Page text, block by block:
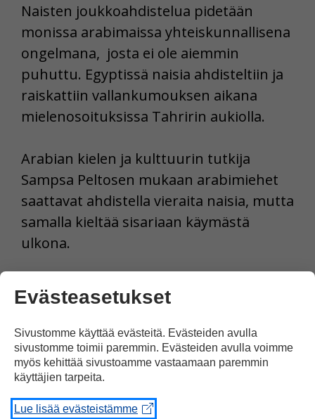
Naisten joukkoahdistelua pidetään
monissa arabimaissa yhteiskunnallisena
ongelmana, josta ei ole aiemmin
puhuttu. Egyptissä naisia ahdisteltiin ja
raiskattiin vallankumouksen aikana
mielenosoituksissa Tahririn aukiolla.
Arabian kielen ja kulttuurin tutkija
Sampsa Peltosen mukaan arabimiehet
saattavat ahdistella vieraita naisia, mutta
samalla kieltää sisariaan käymästä
ulkona.
Pohjoismaissa seksuaaliseen
ahdisteluun suhtaudutaan hyvin
tuomitsevasti.
Lähteet Yle, HS
Tulosta uutinen
Evästeasetukset
Sivustomme käyttää evästeitä. Evästeiden avulla
sivustomme toimii paremmin. Evästeiden avulla voimme
myös kehittää sivustoamme vastaamaan paremmin
käyttäjien tarpeita.
Lue lisää evästeistämme